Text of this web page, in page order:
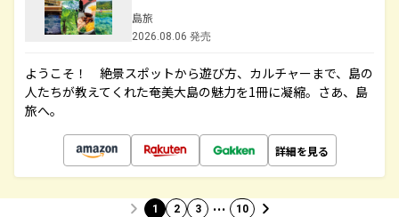
島旅
2026.08.06 発売
ようこそ！ 絶景スポットから遊び方、カルチャーまで、島の
人たちが教えてくれた奄美大島の魅力を1冊に凝縮。さあ、島
旅へ。
詳細を見る
1 2 3 … 10